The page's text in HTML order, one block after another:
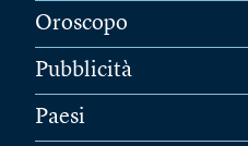
Oroscopo
Pubblicità
Paesi